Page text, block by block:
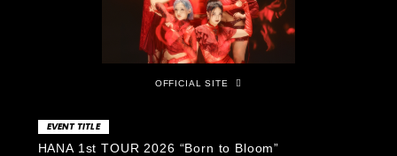
OFFICIAL SITE
EVENT TITLE
HANA 1st TOUR 2026 “Born to Bloom”